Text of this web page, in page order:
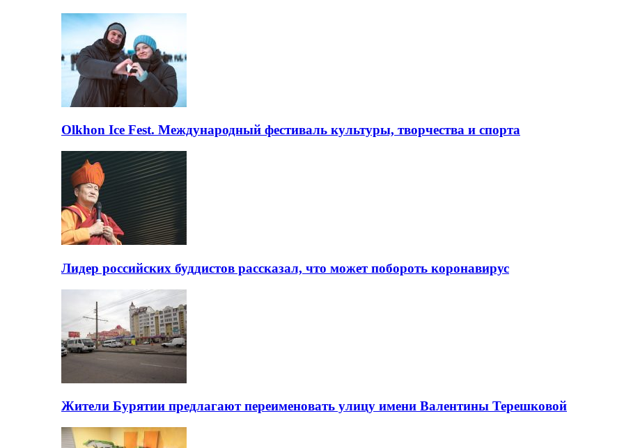
Olkhon Ice Fest. Международный фестиваль культуры, творчества и спорта
Лидер российских буддистов рассказал, что может побороть коронавирус
Жители Бурятии предлагают переименовать улицу имени Валентины Терешковой